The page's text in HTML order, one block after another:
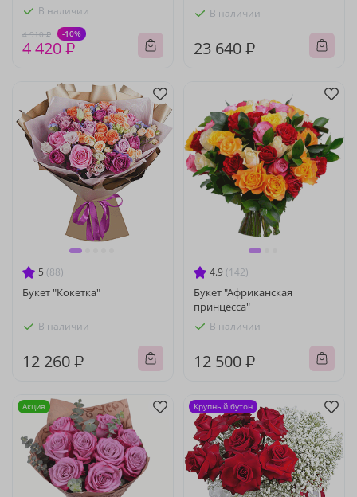
В наличии
4 910 ₽ -10%
4 420 ₽
В наличии
23 640 ₽
5 (88)
Букет "Кокетка"
В наличии
12 260 ₽
4.9 (142)
Букет "Африканская
принцесса"
В наличии
12 500 ₽
Акция Крупный бутон